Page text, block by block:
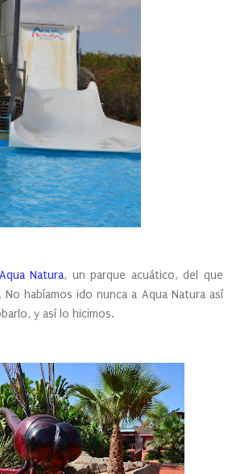
Aqua Natura, un parque acuático, del que
habíamos ido nunca a Aqua Natura así
y así lo hicimos.